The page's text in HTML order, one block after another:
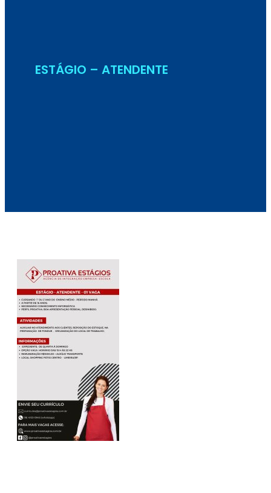
ESTÁGIO – ATENDENTE